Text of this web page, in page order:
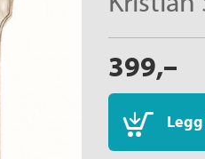
399,–